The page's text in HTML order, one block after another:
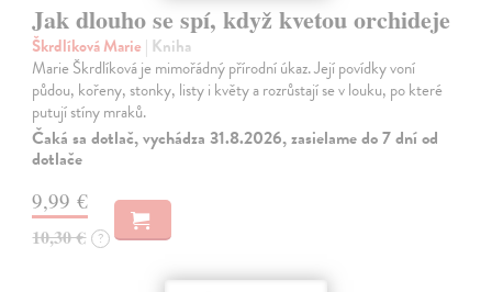
Jak dlouho se spí, když kvetou orchideje
Škrdlíková Marie | Kniha
Marie Škrdlíková je mimořádný přírodní úkaz. Její povídky voní
půdou, kořeny, stonky, listy i květy a rozrůstají se v louku, po které
putují stíny mraků.
Čaká sa dotlač, vychádza 31.8.2026, zasielame do 7 dní od
dotlače
9,99 €
10,30 € ?